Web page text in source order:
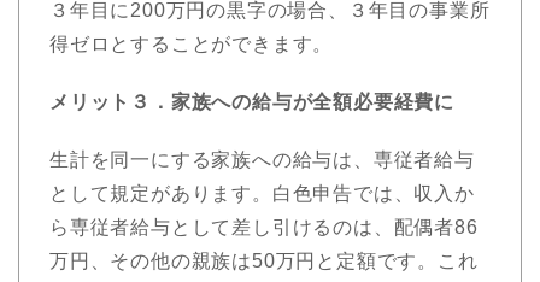
３年目に200万円の黒字の場合、３年目の事業所
得ゼロとすることができます。
メリット３．家族への給与が全額必要経費に
生計を同一にする家族への給与は、専従者給与
として規定があります。白色申告では、収入か
ら専従者給与として差し引けるのは、配偶者86
万円、その他の親族は50万円と定額です。これ